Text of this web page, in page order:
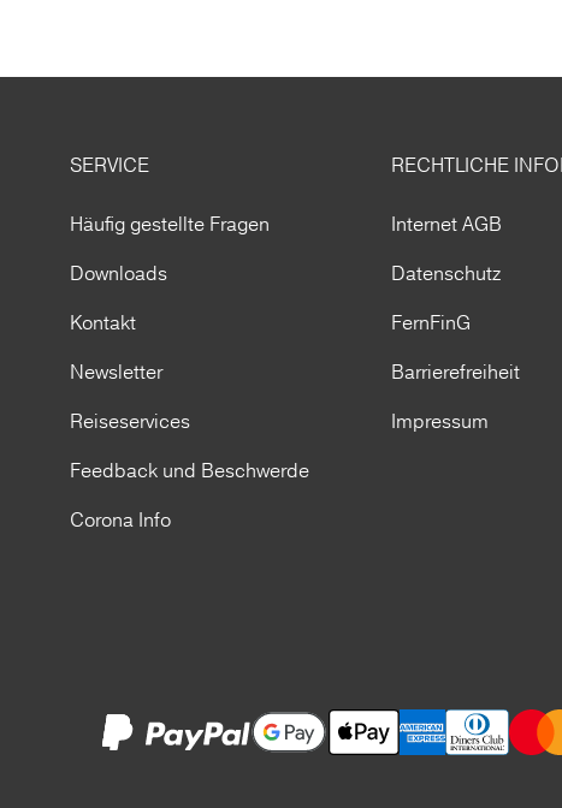
SERVICE
Häufig gestellte Fragen
Downloads
Kontakt
Newsletter
Reiseservices
Feedback und Beschwerde
Corona Info
RECHTLICHE
Internet AGB
Datenschutz
FernFinG
Barrierefreiheit
Impressum